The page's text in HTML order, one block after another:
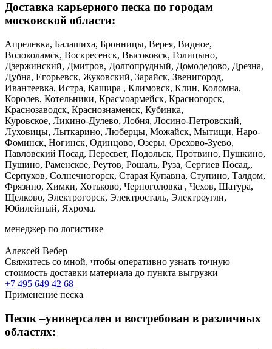
Доставка карьерного песка по городам
московской области:
Апрелевка, Балашиха, Бронницы, Верея, Видное,
Волоколамск, Воскресенск, Высоковск, Голицыно,
Дзержинский, Дмитров, Долгопрудный, Домодедово, Дрезна,
Дубна, Егорьевск, Жуковский, Зарайск, Звенигород,
Ивантеевка, Истра, Кашира , Климовск, Клин, Коломна,
Королев, Котельники, Красмоармейск, Красногорск,
Краснозаводск, Краснознаменск, Кубинка,
Куровское, Ликино-Дулево, Лобня, Лосино-Петровский,
Луховицы, Лыткарино, Люберцы, Можайск, Мытищи, Наро-
Фоминск, Ногинск, Одинцово, Озеры, Орехово-Зуево,
Павловский Посад, Пересвет, Подольск, Протвино, Пушкино,
Пущино, Раменское, Реутов, Рошаль, Руза, Сергиев Посад,,
Серпухов, Солнечногорск, Старая Купавна, Ступино, Талдом,
Фрязино, Химки, Хотьково, Черноголовка , Чехов, Шатура,
Щелково, Электрогорск, Электросталь, Электроугли,
Юбилейный, Яхрома.
менеджер по логистике
Алексей Вебер
Свяжитесь со мной, чтобы оперативно узнать точную
стоимость доставки материала до пункта выгрузки
+7 495 649 42 68
Применение песка
Песок –универсален и востребован в различных
областях: